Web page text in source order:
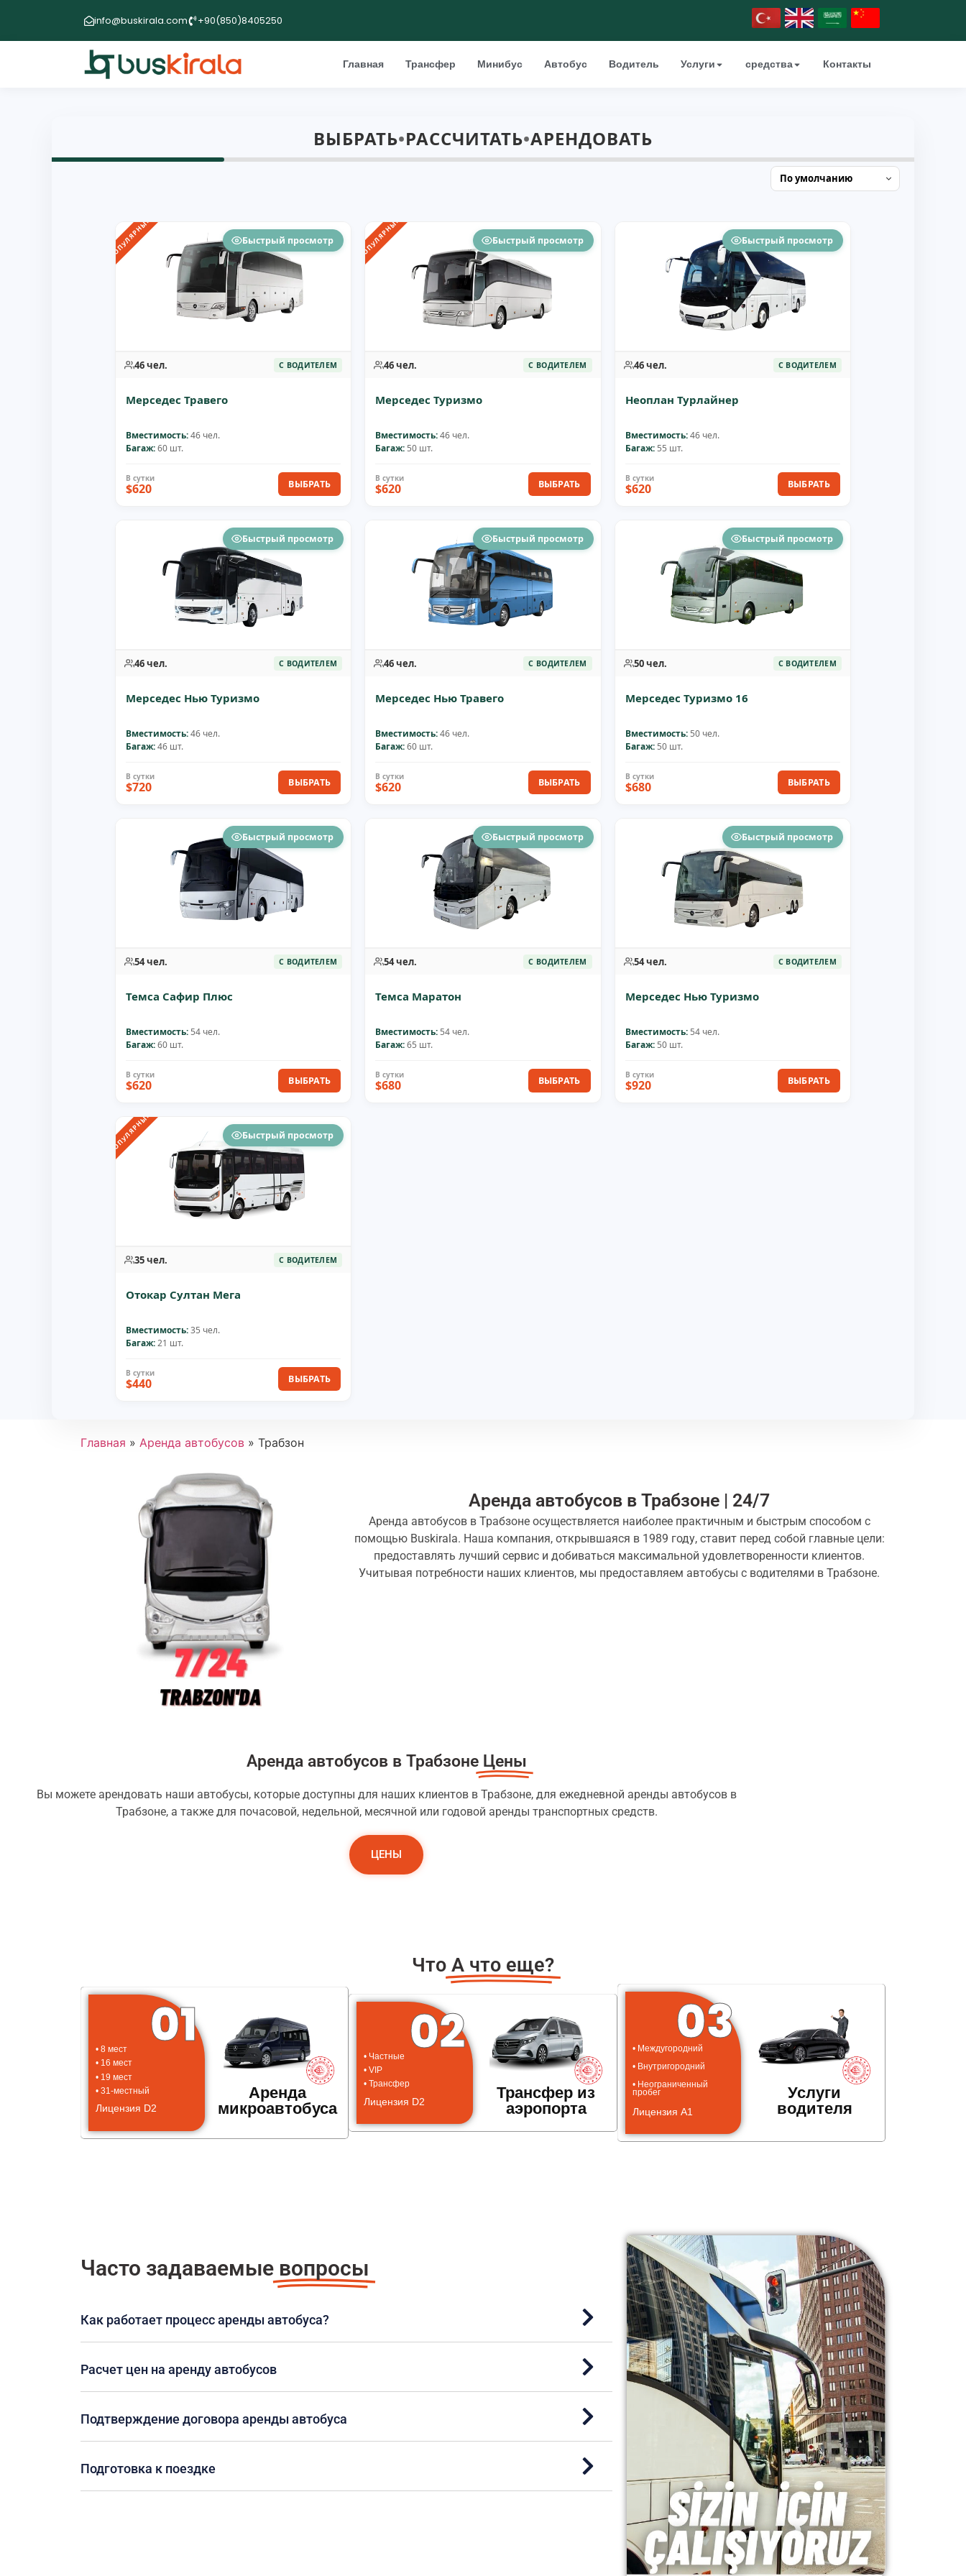
info@buskirala.com +90(850)8405250
Главная Трансфер Минибус Автобус Водитель Услуги средства Контакты
ВЫБРАТЬ•РАССЧИТАТЬ•АРЕНДОВАТЬ
ПОПУЛЯРНЫЙ Быстрый просмотр
46 чел. С ВОДИТЕЛЕМ
Мерседес Травего
Вместимость:46 чел.
Багаж:60 шт.
$620 ВЫБРАТЬ
ПОПУЛЯРНЫЙ Быстрый просмотр
46 чел. С ВОДИТЕЛЕМ
Мерседес Туризмо
Вместимость:46 чел.
Багаж: 50 шт.
$620 ВЫБРАТЬ
Быстрый просмотр
46 чел. С ВОДИТЕЛЕМ
Неоплан Турлайнер
Вместимость:46 чел.
Багаж:55 шт.
$620 ВЫБРАТЬ
Быстрый просмотр
46 чел. С ВОДИТЕЛЕМ
Мерседес Нью Туризмо
Вместимость:46 чел.
Багаж:46 шт.
$720 ВЫБРАТЬ
Быстрый просмотр
46 чел. С ВОДИТЕЛЕМ
Мерседес Нью Травего
Вместимость:46 чел.
Багаж:60 шт.
$620 ВЫБРАТЬ
Быстрый просмотр
50 чел. С ВОДИТЕЛЕМ
Мерседес Туризмо 16
Вместимость:50 чел.
Багаж:50 шт.
$680 ВЫБРАТЬ
Быстрый просмотр
54 чел. С ВОДИТЕЛЕМ
Темса Сафир Плюс
Вместимость: 54 чел.
Багаж:60 шт.
$620 ВЫБРАТЬ
Быстрый просмотр
54 чел. С ВОДИТЕЛЕМ
Темса Маратон
Вместимость: 54 чел.
Багаж:65 шт.
$680 ВЫБРАТЬ
Быстрый просмотр
54 чел. С ВОДИТЕЛЕМ
Мерседес Нью Туризмо
Вместимость:54 чел.
Багаж:50 шт.
$920 ВЫБРАТЬ
ПОПУЛЯРНЫЙ Быстрый просмотр
35 чел. С ВОДИТЕЛЕМ
Отокар Султан Мега
Вместимость:35 чел.
Багаж:21 шт.
$440 ВЫБРАТЬ
Главная » Аренда автобусов » Трабзон
Аренда автобусов в Трабзоне | 24/7
Аренда автобусов в Трабзоне осуществляется наиболее практичным и быстрым способом с
помощью Buskirala. Наша компания, открывшаяся в 1989 году, ставит перед собой главные цели:
предоставлять лучший сервис и добиваться максимальной удовлетворенности клиентов.
Учитывая потребности наших клиентов, мы предоставляем автобусы с водителями в Трабзоне.
Аренда автобусов в Трабзоне Цены
Вы можете арендовать наши автобусы, которые доступны для наших клиентов в Трабзоне, для ежедневной аренды автобусов в
Трабзоне, а также для почасовой, недельной, месячной или годовой аренды транспортных средств.
ЦЕНЫ
Что А что еще?
01
Лицензия D2
• 8 мест
• 16 мест
• 19 мест
• 31-местный
Аренда
микроавтобуса
02
Лицензия D2
• Частные
• VIP
• Трансфер
Трансфер из
аэропорта
03
Лицензия A1
• Междугородний
• Внутригородний
• Неограниченный
пробег
Услуги
водителя
Часто задаваемые вопросы
Как работает процесс аренды автобуса?
Расчет цен на аренду автобусов
Подтверждение договора аренды автобуса
Подготовка к поездке